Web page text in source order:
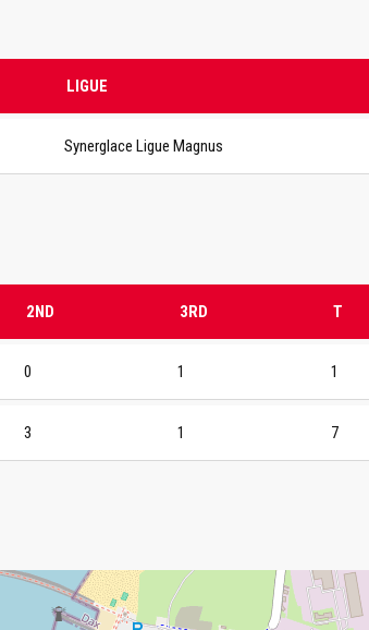
LIGUE
Synerglace Ligue Magnus
2ND 3RD T
0 1 1
3 1 7